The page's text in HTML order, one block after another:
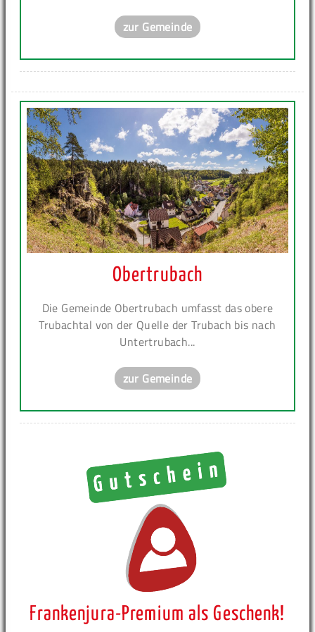
zur Gemeinde
Obertrubach
Die Gemeinde Obertrubach umfasst das obere
Trubachtal von der Quelle der Trubach bis nach
Untertrubach...
zur Gemeinde
Frankenjura-Premium als Geschenk!